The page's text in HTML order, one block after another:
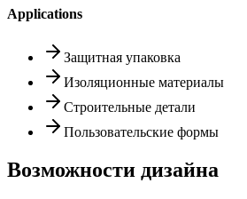
Applications
Защитная упаковка
Изоляционные материалы
Строительные детали
Пользовательские формы
Возможности дизайна